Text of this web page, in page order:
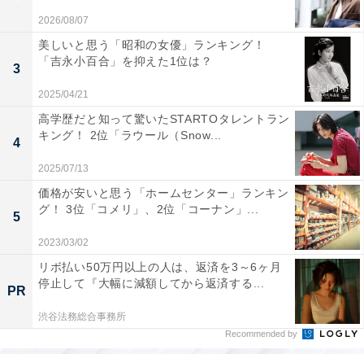
A post shared by okamuradesu (@okamuradesu)
1位に選ばれたのは、お笑いコンビ「ナインティナイ
ン」の岡村隆史さん。
売れっ子芸人として第一線で活躍し続けている岡村隆史
さん。高校を卒業後、一浪して立命館大学の経営学部二
2026/08/07
3
美しいと思う「昭和の女優」ランキング！
「吉永小百合」を抑えた1位は？
2025/04/21
4
高学歴だと知って驚いたSTARTOタレントラン
キング！ 2位「ラウール（Snow...
2025/07/13
5
価格が安いと思う「ホームセンター」ランキン
グ！ 3位「コメリ」、2位「コーナン」...
2023/03/02
PR
リボ払い50万円以上の人は、返済を3～6ヶ月
停止して『大幅に減額してから返済する...
渋谷法務総合事務所
Recommended by